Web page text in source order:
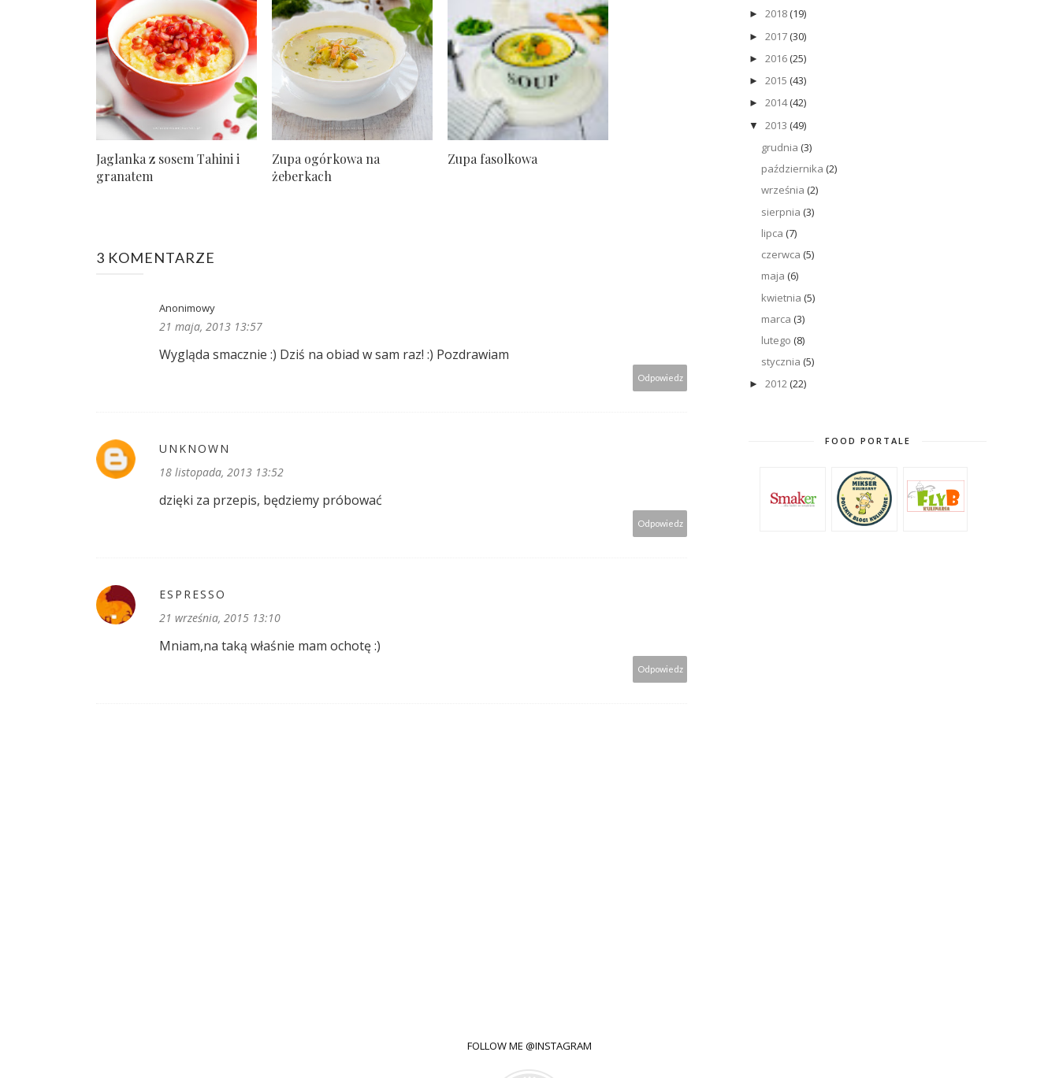
Jaglanka z sosem Tahini i
granatem
Zupa ogórkowa na
żeberkach
Zupa fasolkowa
3 KOMENTARZE
Anonimowy
21 maja, 2013 13:57
Wygląda smacznie :) Dziś na obiad w sam raz! :) Pozdrawiam
Odpowiedz
UNKNOWN
18 listopada, 2013 13:52
dzięki za przepis, będziemy próbować
Odpowiedz
ESPRESSO
21 września, 2015 13:10
Mniam,na taką właśnie mam ochotę :)
Odpowiedz
►2018 (19)
►2017 (30)
►2016 (25)
►2015 (43)
►2014(42)
▼ 2013 (49)
grudnia (3)
października (2)
września (2)
sierpnia (3)
lipca (7)
czerwca (5)
maja (6)
kwietnia (5)
marca (3)
lutego (8)
stycznia (5)
►2012 (22)
FOOD PORTALE
FOLLOW ME @INSTAGRAM